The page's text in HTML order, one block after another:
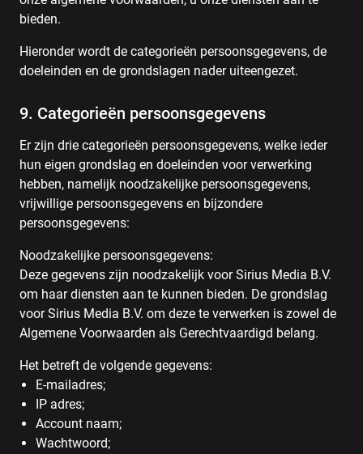
bieden.
Hieronder wordt de categorieën persoonsgegevens, de
doeleinden en de grondslagen nader uiteengezet.
9. Categorieën persoonsgegevens
Er zijn drie categorieën persoonsgegevens, welke ieder
hun eigen grondslag en doeleinden voor verwerking
hebben, namelijk noodzakelijke persoonsgegevens,
vrijwillige persoonsgegevens en bijzondere
persoonsgegevens:
Noodzakelijke persoonsgegevens:
Deze gegevens zijn noodzakelijk voor Sirius Media B.V.
om haar diensten aan te kunnen bieden. De grondslag
voor Sirius Media B.V. om deze te verwerken is zowel de
Algemene Voorwaarden als Gerechtvaardigd belang.
Het betreft de volgende gegevens:
E-mailadres;
IP adres;
Account naam;
Wachtwoord;